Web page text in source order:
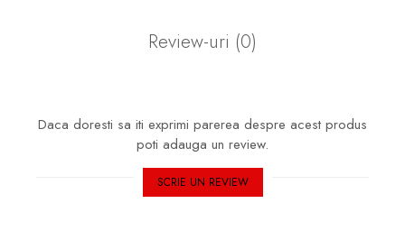
Review-uri (0)
Daca doresti sa iti exprimi parerea despre acest produs
poti adauga un review.
SCRIE UN REVIEW